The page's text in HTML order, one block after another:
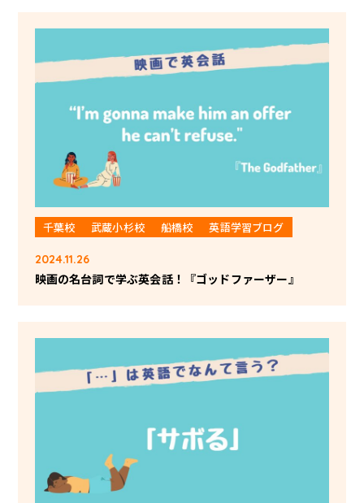
千葉校 武蔵小杉校 船橋校 英語学習ブログ
2024.11.26
映画の名台詞で学ぶ英会話！『ゴッドファーザー』